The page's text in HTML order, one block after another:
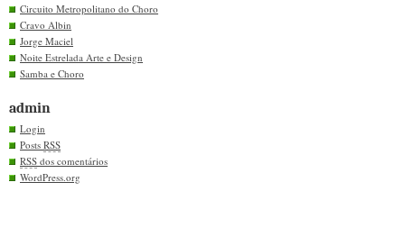
Circuito Metropolitano do Choro
Cravo Albin
Jorge Maciel
Noite Estrelada Arte e Design
Samba e Choro
admin
Login
Posts RSS
RSS dos comentários
WordPress.org